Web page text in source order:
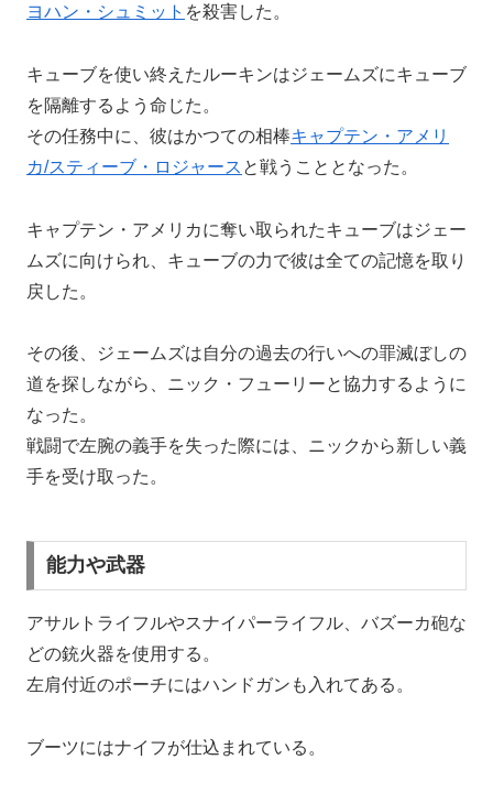
ヨハン・シュミット を殺害した。
キューブを使い終えたルーキンはジェームズにキューブ
を隔離するよう命じた。
その任務中に、彼はかつての相棒キャプテン・アメリ
カ/スティーブ・ロジャース と戦うこととなった。
キャプテン・アメリカに奪い取られたキューブはジェー
ムズに向けられ、キューブの力で彼は全ての記憶を取り
戻した。
その後、ジェームズは自分の過去の行いへの罪滅ぼしの
道を探しながら、ニック・フューリーと協力するように
なった。
戦闘で左腕の義手を失った際には、ニックから新しい義
手を受け取った。
能力や武器
アサルトライフルやスナイパーライフル、バズーカ砲な
どの銃火器を使用する。
左肩付近のポーチにはハンドガンも入れてある。
ブーツにはナイフが仕込まれている。